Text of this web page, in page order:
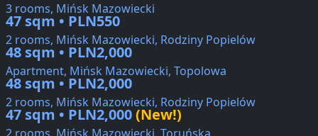
3 rooms, Mińsk Mazowiecki
47 sqm • PLN550
2 rooms, Mińsk Mazowiecki, Rodziny Popielów
48 sqm • PLN2,000
Apartment, Mińsk Mazowiecki, Topolowa
48 sqm • PLN2,000
2 rooms, Mińsk Mazowiecki, Rodziny Popielów
47 sqm • PLN2,000(New!)